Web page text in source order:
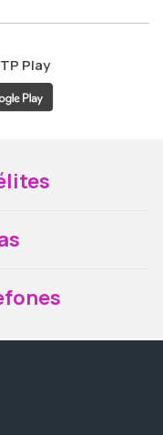
Play